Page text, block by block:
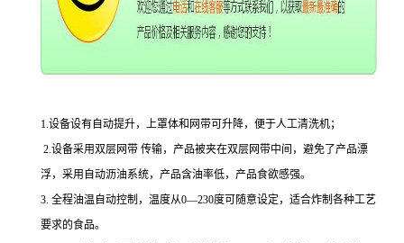
1.设备设有自动提升，上罩体和网带可升降，便于人工清洗机；
2.设备采用双层网带 传输，产品被夹在双层网带中间，避免了产品漂
浮，采用自动沥油系统，产品含油率低，产品食欲感强。
3. 全程油温自动控制，温度从0—230度可随意设定，适合炸制各种工艺
要求的食品。